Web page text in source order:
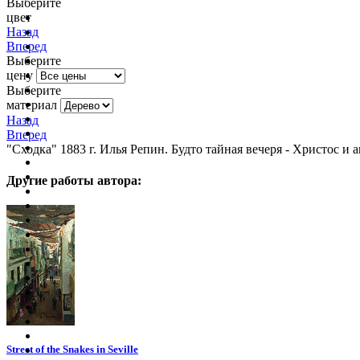
цвет
Назад
Вперед
Выберите
цену
Выберите
материал
Назад
Вперед
"Сходка" 1883 г. Илья Репин. Будто тайная вечеря - Христос и
Другие работы автора:
Street of the Snakes in Seville